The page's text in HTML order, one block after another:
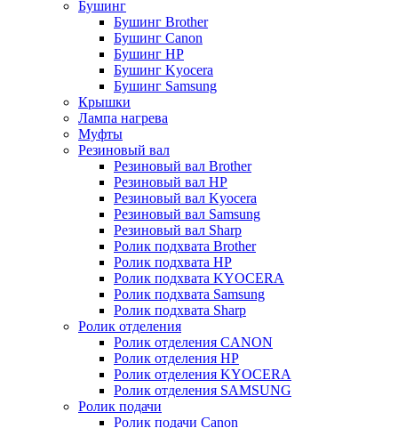
Бушинг
Бушинг Brother
Бушинг Canon
Бушинг HP
Бушинг Kyocera
Бушинг Samsung
Крышки
Лампа нагрева
Муфты
Резиновый вал
Резиновый вал Brother
Резиновый вал HP
Резиновый вал Kyocera
Резиновый вал Samsung
Резиновый вал Sharp
Ролик подхвата Brother
Ролик подхвата HP
Ролик подхвата KYOCERA
Ролик подхвата Samsung
Ролик подхвата Sharp
Ролик отделения
Ролик отделения CANON
Ролик отделения HP
Ролик отделения KYOCERA
Ролик отделения SAMSUNG
Ролик подачи
Ролик подачи Canon